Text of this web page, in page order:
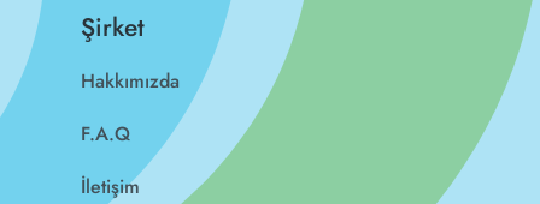
Şirket
Hakkımızda
F.A.Q
İletişim